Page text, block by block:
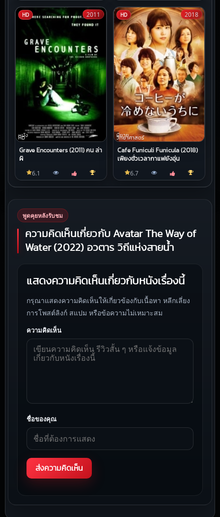
HD
หนัง
HD
Grave Encounters (2011) คน ล่า
ผี
2011
6.1
HD
นิยาย
วิทยาศาสตร์
Cafe Funiculi Funicula (2018)
เพียงชั่วเวลากาแฟยังอุ่น
2018
6.7
พูดคุยหลังรับชม
ความคิดเห็นเกี่ยวกับ Avatar The Way of
Water (2022) อวตาร วิถีแห่งสายน้ำ
แสดงความคิดเห็นเกี่ยวกับหนังเรื่องนี้
กรุณาแสดงความคิดเห็นให้เกี่ยวข้องกับเนื้อหา หลีกเลี่ยง
การโพสต์ลิงก์ สแปม หรือข้อความไม่เหมาะสม
ความคิดเห็น
ชื่อของคุณ